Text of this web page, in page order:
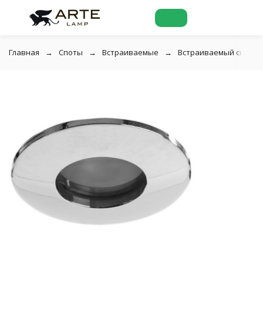
Главная Споты Встраиваемые Встраиваемый